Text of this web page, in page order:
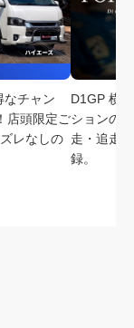
なチャン
店頭限定ご
レなしの
D1GP 横
ションの
走・追走
録。